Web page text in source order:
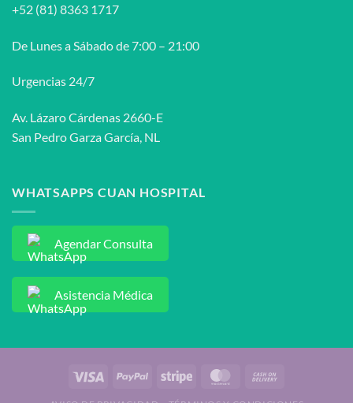
femenino?
+52 (81) 8363 1717
De Lunes a Sábado de 7:00 – 21:00
Urgencias 24/7
Av. Lázaro Cárdenas 2660-E
San Pedro Garza García, NL
WHATSAPPS CUAN HOSPITAL
Agendar Consulta
Asistencia Médica